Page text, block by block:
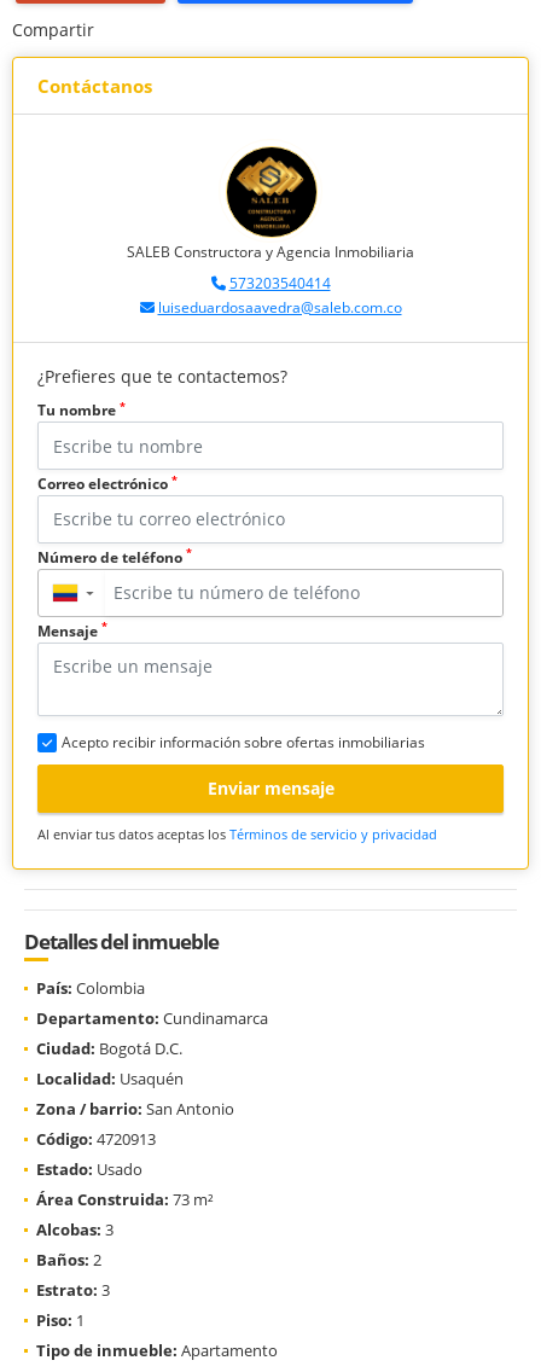
Compartir
Contáctanos
SALEB Constructora y Agencia Inmobiliaria
573203540414
luiseduardosaavedra@saleb.com.co
¿Prefieres que te contactemos?
Tu nombre *
Correo electrónico *
Número de teléfono *
▼
Mensaje *
Acepto recibir información sobre ofertas inmobiliarias
Enviar mensaje
Al enviar tus datos aceptas los Términos de servicio y privacidad
Detalles del inmueble
País: Colombia
Departamento: Cundinamarca
Ciudad: Bogotá D.C.
Localidad: Usaquén
Zona / barrio: San Antonio
Código: 4720913
Estado: Usado
Área Construida: 73 m²
Alcobas: 3
Baños: 2
Estrato: 3
Piso: 1
Tipo de inmueble: Apartamento